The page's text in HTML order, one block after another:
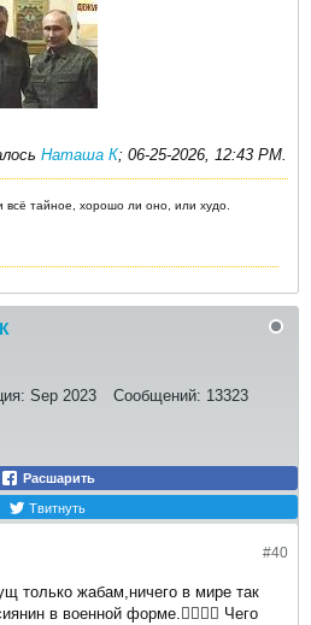
Наташа К; 06-25-2026, 12:43 PM.
всё тайное, хорошо ли оно, или худо.
Sep 2023 Сообщений: 13323
Расшарить
Твитнуть
#40
только жабам,ничего в мире так
в военной форме.🧟‍♀️🧟‍♂️ Чего